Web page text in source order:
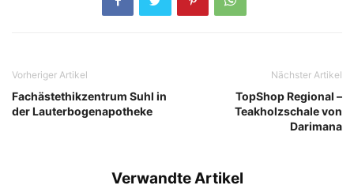
Vorheriger Artikel
Fachästethikzentrum Suhl in
der Lauterbogenapotheke
Nächster Artikel
TopShop Regional –
Teakholzschale von
Darimana
Verwandte Artikel